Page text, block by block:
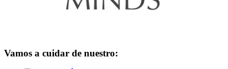
Vamos a cuidar de nuestro: